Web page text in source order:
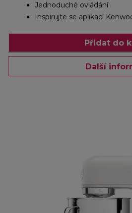
Jednoduché ovládání
Inspirujte se aplikací
Přidat do
Další